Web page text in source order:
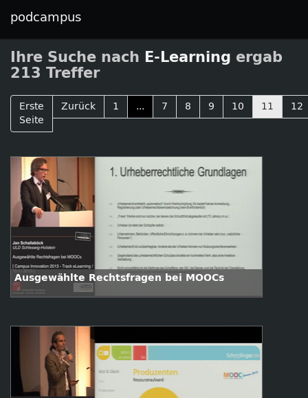
podcampus
Ihre Suche nach E-Learning ergab
213 Treffer
Erste
Seite
Zurück 1 ... 7 8 9 10 11 12
Ausgewählte Rechtsfragen bei MOOCs